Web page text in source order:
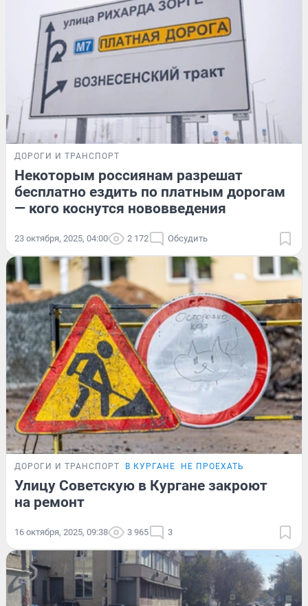
ДОРОГИ И ТРАНСПОРТ
Некоторым россиянам разрешат
бесплатно ездить по платным дорогам
— кого коснутся нововведения
23 октября, 2025, 04:00 2 172 Обсудить
ДОРОГИ И ТРАНСПОРТ В КУРГАНЕ НЕ ПРОЕХАТЬ
Улицу Советскую в Кургане закроют
на ремонт
16 октября, 2025, 09:38 3 965 3